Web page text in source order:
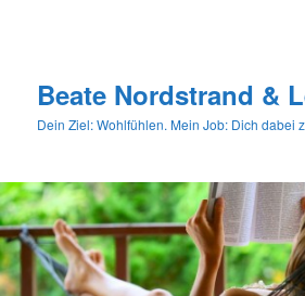
Beate Nordstrand &
Dein Ziel: Wohlfühlen. Mein Job: Dich dabei